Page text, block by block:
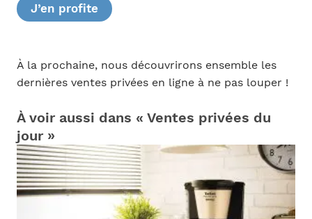
J’en profite
À la prochaine, nous découvrirons ensemble les
dernières ventes privées en ligne à ne pas louper !
À voir aussi dans « Ventes privées du
jour »